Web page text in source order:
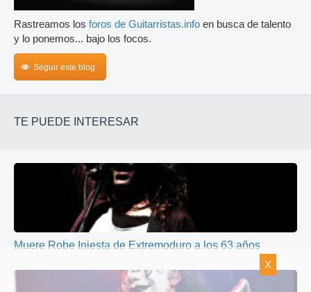
Rastreamos los foros de Guitarristas.info en busca de talento
y lo ponemos... bajo los focos.
Seguir este blog
TE PUEDE INTERESAR
Muere Robe Iniesta de Extremoduro a los 63 años
X